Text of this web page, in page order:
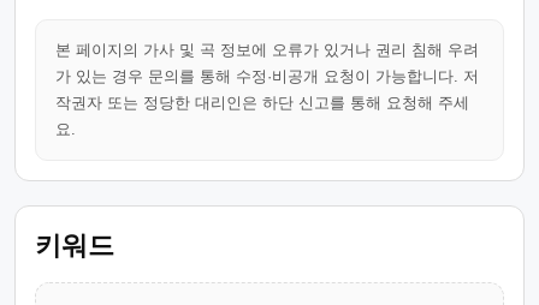
본 페이지의 가사 및 곡 정보에 오류가 있거나 권리 침해 우려
가 있는 경우 문의를 통해 수정·비공개 요청이 가능합니다. 저
작권자 또는 정당한 대리인은 하단 신고를 통해 요청해 주세
요.
키워드